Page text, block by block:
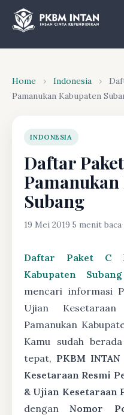
Home › Indonesia ›
Pamanukan Kabupaten
INDONESIA
Daftar
Subang
19 Mei 2019·5 menit baca·
Daftar Paket C
Kabupaten Subang
mencari informasi
Ujian
Pamanukan
Kamu sudah
tepat, PKBM
Kesetaraan Resmi
& Ujian Kesetaraan
denganNomor